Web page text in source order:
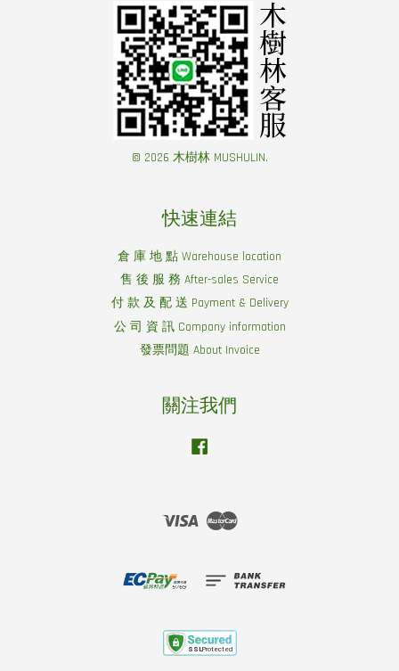
© 2026 木樹林 MUSHULIN.
快速連結
倉 庫 地 點 Warehouse location
售 後 服 務 After-sales Service
付 款 及 配 送 Payment & Delivery
公 司 資 訊 Company information
發票問題 About Invoice
關注我們
Visa Master